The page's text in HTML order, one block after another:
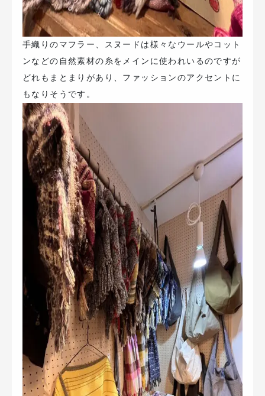
手織りのマフラー、スヌードは様々なウールやコット
ンなどの自然素材の糸をメインに使われいるのですが
どれもまとまりがあり、ファッションのアクセントに
もなりそうです。